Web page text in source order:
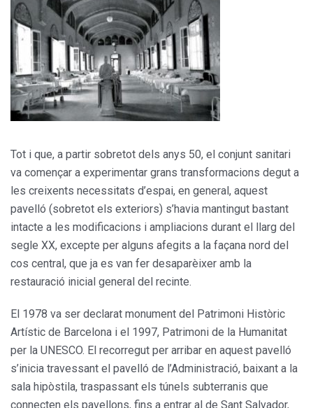
Tot i que, a partir sobretot dels anys 50, el conjunt sanitari
va començar a experimentar grans transformacions degut a
les creixents necessitats d’espai, en general, aquest
pavelló (sobretot els exteriors) s’havia mantingut bastant
intacte a les modificacions i ampliacions durant el llarg del
segle XX, excepte per alguns afegits a la façana nord del
cos central, que ja es van fer desaparèixer amb la
restauració inicial general del recinte.
El 1978 va ser declarat monument del Patrimoni Històric
Artístic de Barcelona i el 1997, Patrimoni de la Humanitat
per la UNESCO. El recorregut per arribar en aquest pavelló
s’inicia travessant el pavelló de l’Administració, baixant a la
sala hipòstila, traspassant els túnels subterranis que
connecten els pavellons, fins a entrar al de Sant Salvador,